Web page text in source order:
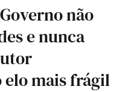
não
e nunca
elo mais frágil